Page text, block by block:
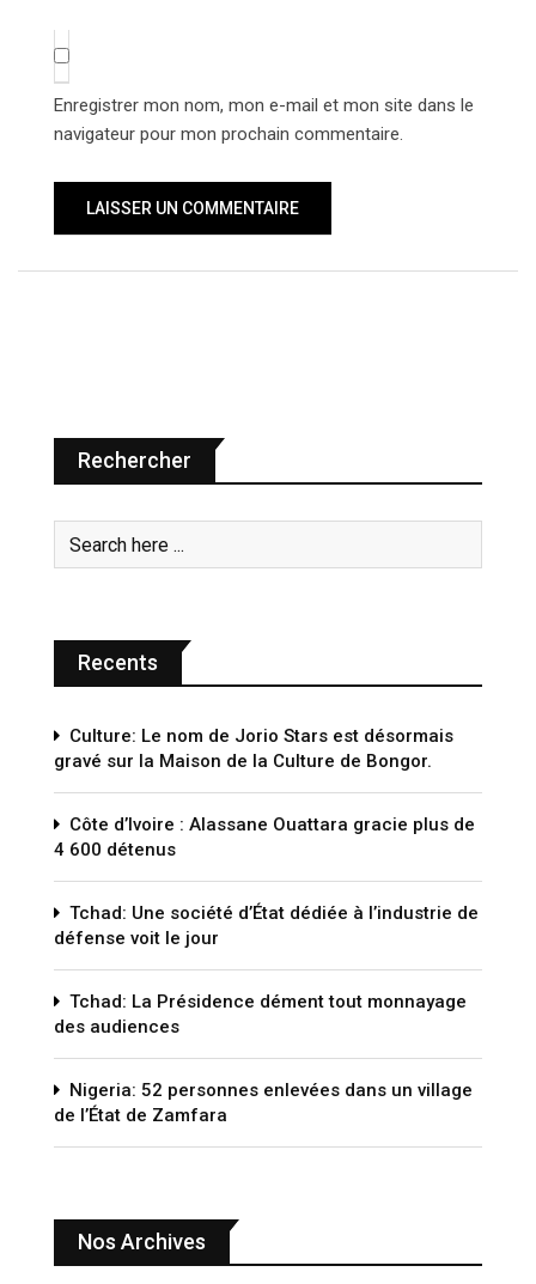
Enregistrer mon nom, mon e-mail et mon site dans le
navigateur pour mon prochain commentaire.
Rechercher
Recents
Culture: Le nom de Jorio Stars est désormais
gravé sur la Maison de la Culture de Bongor.
Côte d’Ivoire : Alassane Ouattara gracie plus de
4 600 détenus
Tchad: Une société d’État dédiée à l’industrie de
défense voit le jour
Tchad: La Présidence dément tout monnayage
des audiences
Nigeria: 52 personnes enlevées dans un village
de l’État de Zamfara
Nos Archives